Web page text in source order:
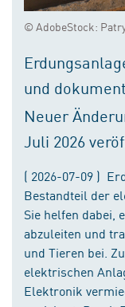
© AdobeStock:
und
Neuer
Juli 2026
( 2026-07-09 )
Bestandteil der
Sie helfen dabei,
abzuleiten und
und Tieren bei.
elektrischen
Elektronik